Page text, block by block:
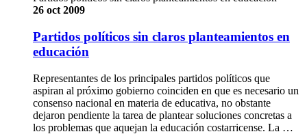
26 oct 2009
Partidos políticos sin claros planteamientos en
educación
Representantes de los principales partidos políticos que
aspiran al próximo gobierno coinciden en que es necesario un
consenso nacional en materia de educativa, no obstante
dejaron pendiente la tarea de plantear soluciones concretas a
los problemas que aquejan la educación costarricense. La …